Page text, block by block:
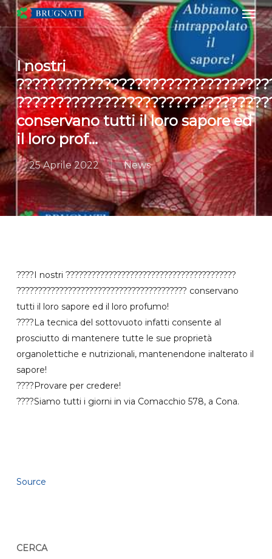
Skip
to
main
content
I nostri
conservano tutti il loro sapore ed
il loro prof…
25 Aprile 2022 News
????I nostri ????????????????????????????????????????
???????????????????????????????????????? conservano
tutti il loro sapore ed il loro profumo!
????La tecnica del sottovuoto infatti consente al
prosciutto di mantenere tutte le sue proprietà
organolettiche e nutrizionali, mantenendone inalterato il
sapore!
????Provare per credere!
????Siamo tutti i giorni in via Comacchio 578, a Cona.
Source
CERCA